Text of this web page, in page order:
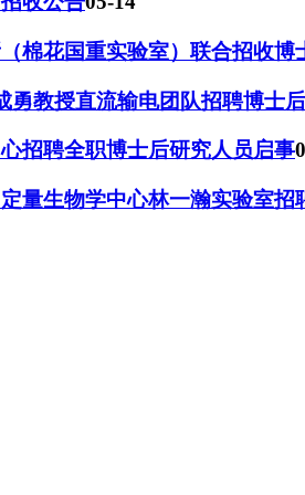
棉花国重实验室）联合招收博
勇教授直流输电团队招聘博士后
招聘全职博士后研究人员启事
量生物学中心林一瀚实验室招